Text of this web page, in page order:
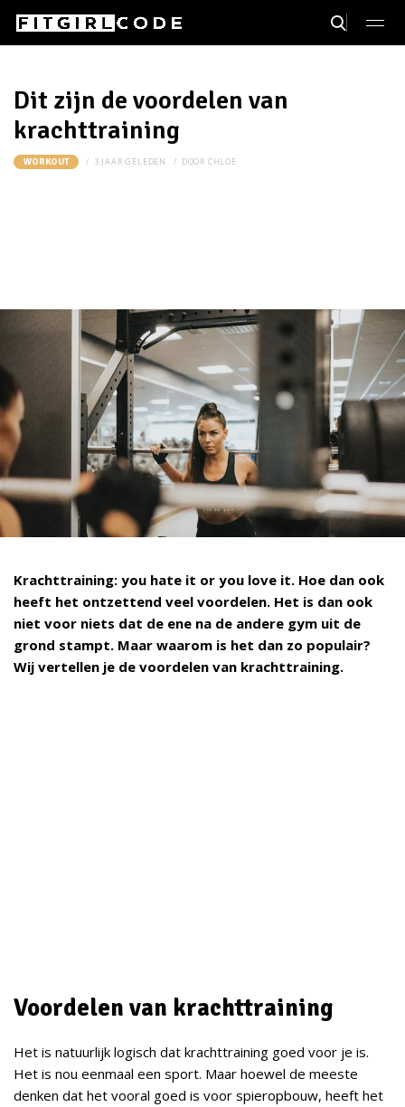
Dit zijn de voordelen van
krachttraining
WORKOUT 3 JAAR GELEDEN DOOR CHLOE
Krachttraining: you hate it or you love it. Hoe dan ook
heeft het ontzettend veel voordelen. Het is dan ook
niet voor niets dat de ene na de andere gym uit de
grond stampt. Maar waarom is het dan zo populair?
Wij vertellen je de voordelen van krachttraining.
Voordelen van krachttraining
Het is natuurlijk logisch dat krachttraining goed voor je is.
Het is nou eenmaal een sport. Maar hoewel de meeste
denken dat het vooral goed is voor spieropbouw, heeft het